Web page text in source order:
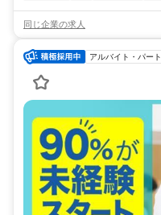
同じ企業の求人
アルバイト・パート